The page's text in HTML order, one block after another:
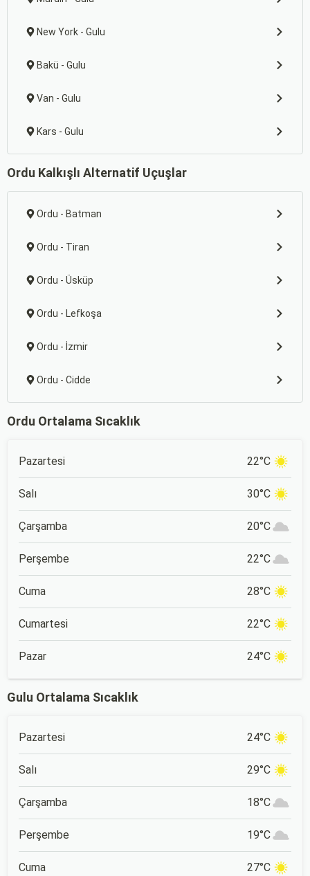
New York - Gulu
Bakü - Gulu
Van - Gulu
Kars - Gulu
Ordu Kalkışlı Alternatif Uçuşlar
Ordu - Batman
Ordu - Tiran
Ordu - Üsküp
Ordu - Lefkoşa
Ordu - İzmir
Ordu - Cidde
Ordu Ortalama Sıcaklık
Pazartesi 22°C
Salı 30°C
Çarşamba 20°C
Perşembe 22°C
Cuma 28°C
Cumartesi 22°C
Pazar 24°C
Gulu Ortalama Sıcaklık
Pazartesi 24°C
Salı 29°C
Çarşamba 18°C
Perşembe 19°C
Cuma 27°C